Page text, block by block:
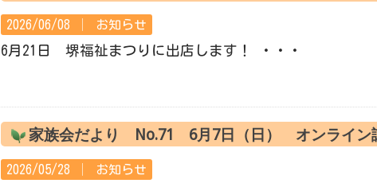
2026/06/08 │ お知らせ
6月21日 堺福祉まつりに出店します！ ・・・
家族会だより No.71 6月7日（日） オンライン
2026/05/28 │ お知らせ